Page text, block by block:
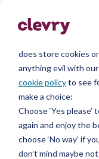
We know right?
ruin your visit, so
does store cookies
anything evil with
cookie policyto see
make a choice:
Choose ‘Yes
again and enjoy the
choose ‘No way’ if
don’t mind maybe
Arvioinnit